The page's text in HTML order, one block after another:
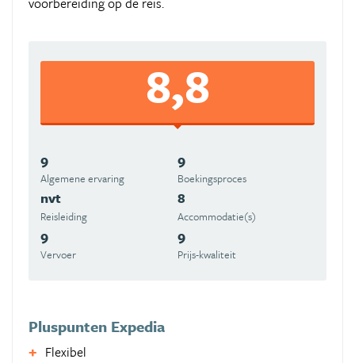
8,8
9
Algemene ervaring
9
Boekingsproces
nvt
Reisleiding
8
Accommodatie(s)
9
Vervoer
9
Prijs-kwaliteit
Pluspunten Expedia
Flexibel